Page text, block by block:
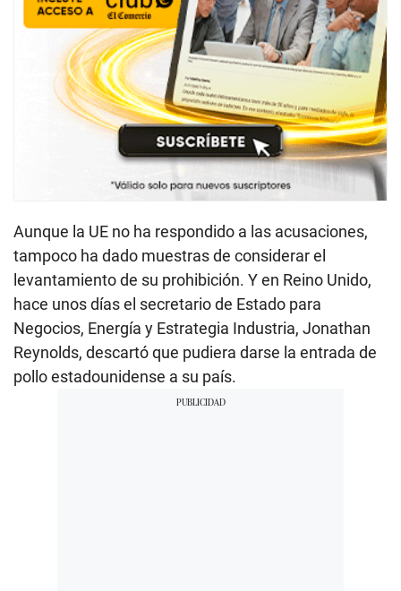
Aunque la UE no ha respondido a las acusaciones,
tampoco ha dado muestras de considerar el
levantamiento de su prohibición. Y en Reino Unido,
hace unos días el secretario de Estado para
Negocios, Energía y Estrategia Industria, Jonathan
Reynolds, descartó que pudiera darse la entrada de
pollo estadounidense a su país.